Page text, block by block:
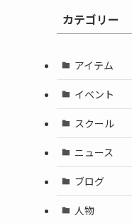
カテゴリー
アイテム
イベント
スクール
ニュース
ブログ
人物